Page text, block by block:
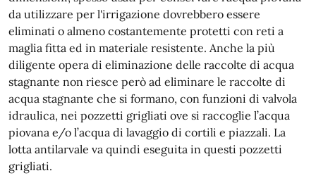
da utilizzare per l'irrigazione dovrebbero essere
eliminati o almeno costantemente protetti con reti a
maglia fitta ed in materiale resistente. Anche la più
diligente opera di eliminazione delle raccolte di acqua
stagnante non riesce però ad eliminare le raccolte di
acqua stagnante che si formano, con funzioni di valvola
idraulica, nei pozzetti grigliati ove si raccoglie l’acqua
piovana e/o l’acqua di lavaggio di cortili e piazzali. La
lotta antilarvale va quindi eseguita in questi pozzetti
grigliati.